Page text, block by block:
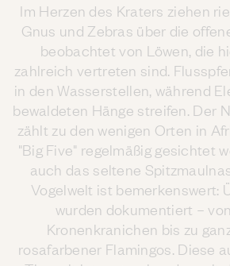
Im Herzen des Kraters ziehen
Gnus und Zebras über die
beobachtet von Löwen, die
zahlreich vertreten sind.
in den Wasserstellen, während
bewaldeten Hänge streifen. Der
zählt zu den wenigen Orten in
"Big Five" regelmäßig gesichtet
auch das seltene
Vogelwelt ist bemerkenswert:
wurden dokumentiert –
Kronenkranichen bis zu
rosafarbener Flamingos. Diese